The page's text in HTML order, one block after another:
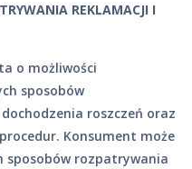
REKLAMACJI I
o możliwości
sposobów
roszczeń oraz
Konsument może
sposobów rozpatrywania